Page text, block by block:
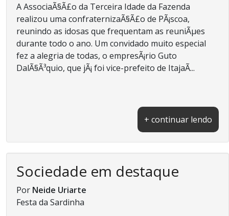
A AssociaÃ§Ã£o da Terceira Idade da Fazenda
realizou uma confraternizaÃ§Ã£o de PÃ¡scoa,
reunindo as idosas que frequentam as reuniÃµes
durante todo o ano. Um convidado muito especial
fez a alegria de todas, o empresÃ¡rio Guto
DalÃ§Ã³quio, que jÃ¡ foi vice-prefeito de ItajaÃ­...
+ continuar lendo
Sociedade em destaque
Por Neide Uriarte
Festa da Sardinha